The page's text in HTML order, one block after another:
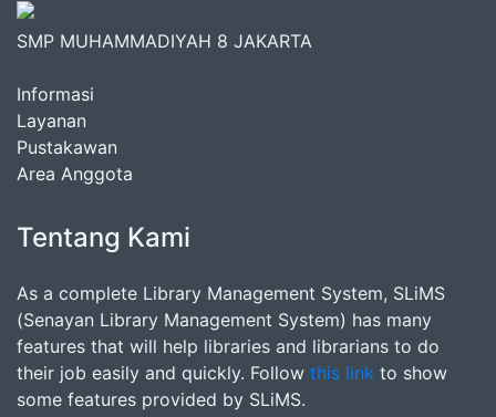
SMP MUHAMMADIYAH 8 JAKARTA
Informasi
Layanan
Pustakawan
Area Anggota
Tentang Kami
As a complete Library Management System, SLiMS
(Senayan Library Management System) has many
features that will help libraries and librarians to do
their job easily and quickly. Follow this link to show
some features provided by SLiMS.